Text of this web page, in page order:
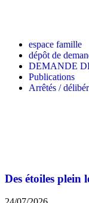
espace famille
dépôt de
DEMANDE
Publications
Arrêtés /
Des étoiles plein